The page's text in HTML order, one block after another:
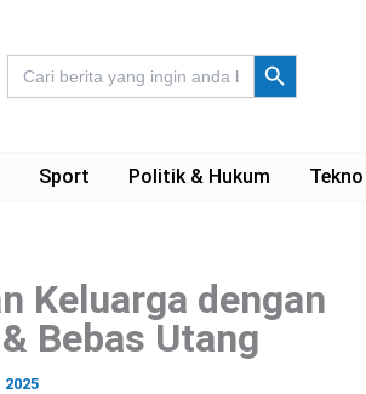
Search
for:
Search Button
Sport Politik & Hukum Tekno
Keluarga dengan
Bebas Utang